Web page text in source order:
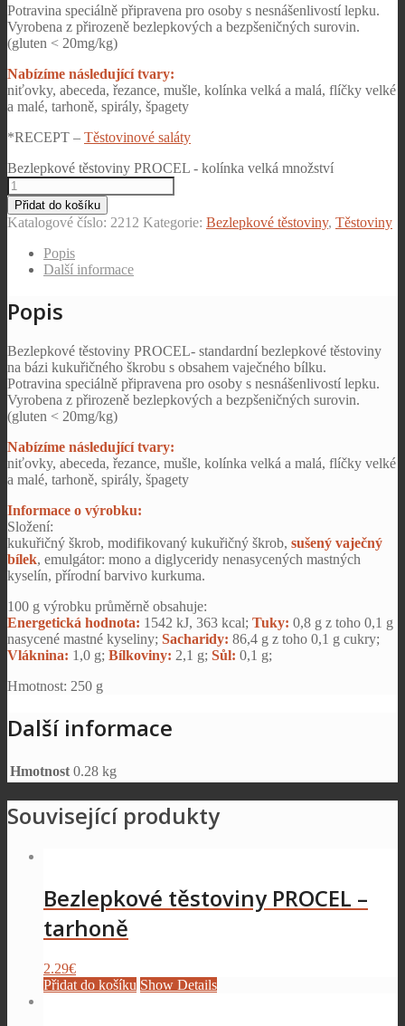
Potravina speciálně připravena pro osoby s nesnášenlivostí lepku.
Vyrobena z přirozeně bezlepkových a bezpšeničných surovin.
(gluten < 20mg/kg)
Nabízíme následující tvary:
niťovky, abeceda, řezance, mušle, kolínka velká a malá, flíčky velké
a malé, tarhoně, spirály, špagety
*RECEPT – Těstovinové saláty
Bezlepkové těstoviny PROCEL - kolínka velká množství
Přidat do košíku
Katalogové číslo: 2212 Kategorie: Bezlepkové těstoviny, Těstoviny
Popis
Další informace
Popis
Bezlepkové těstoviny PROCEL- standardní bezlepkové těstoviny
na bázi kukuřičného škrobu s obsahem vaječného bílku.
Potravina speciálně připravena pro osoby s nesnášenlivostí lepku.
Vyrobena z přirozeně bezlepkových a bezpšeničných surovin.
(gluten < 20mg/kg)
Nabízíme následující tvary:
niťovky, abeceda, řezance, mušle, kolínka velká a malá, flíčky velké
a malé, tarhoně, spirály, špagety
Informace o výrobku:
Složení:
kukuřičný škrob, modifikovaný kukuřičný škrob, sušený vaječný
bílek, emulgátor: mono a diglyceridy nenasycených mastných
kyselín, přírodní barvivo kurkuma.
100 g výrobku průměrně obsahuje:
Energetická hodnota: 1542 kJ, 363 kcal; Tuky: 0,8 g z toho 0,1 g
nasycené mastné kyseliny; Sacharidy: 86,4 g z toho 0,1 g cukry;
Vláknina: 1,0 g; Bílkoviny: 2,1 g; Sůl: 0,1 g;
Hmotnost: 250 g
Další informace
Hmotnost 0.28 kg
Související produkty
Bezlepkové těstoviny PROCEL –
tarhoně
2.29€
Přidat do košíku Show Details